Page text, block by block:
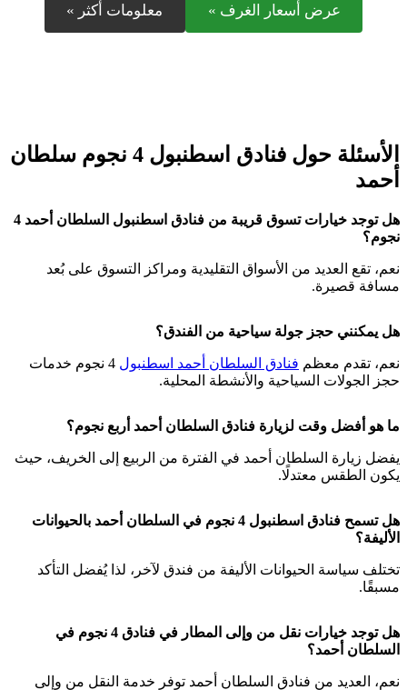
عرض أسعار الغرف » معلومات أكثر »
الأسئلة حول فنادق اسطنبول 4 نجوم سلطان
أحمد
هل توجد خيارات تسوق قريبة من فنادق اسطنبول السلطان أحمد 4
نجوم؟
نعم، تقع العديد من الأسواق التقليدية ومراكز التسوق على بُعد
مسافة قصيرة.
هل يمكنني حجز جولة سياحية من الفندق؟
نعم، تقدم معظم فنادق السلطان أحمد اسطنبول
4 نجوم خدمات
حجز الجولات السياحية والأنشطة المحلية.
ما هو أفضل وقت لزيارة فنادق السلطان أحمد أربع نجوم؟
يفضل زيارة السلطان أحمد في الفترة من الربيع إلى الخريف، حيث
يكون الطقس معتدلًا.
هل تسمح فنادق اسطنبول 4 نجوم في السلطان أحمد بالحيوانات
الأليفة؟
تختلف سياسة الحيوانات الأليفة من فندق لآخر، لذا يُفضل التأكد
مسبقًا.
هل توجد خيارات نقل من وإلى المطار في فنادق 4 نجوم في
السلطان أحمد؟
نعم، العديد من فنادق السلطان أحمد توفر خدمة النقل من وإلى